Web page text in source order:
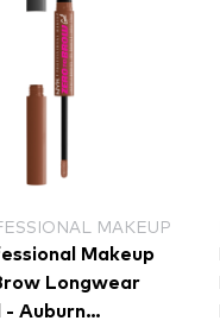
MAKEUP
Makeup
Longwear
- Auburn